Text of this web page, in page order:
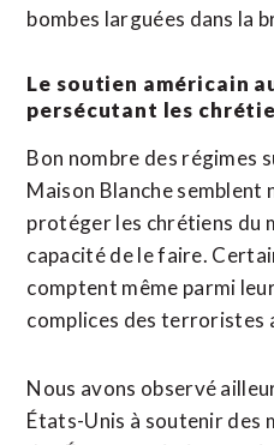
bombes larguées dans la
Le soutien américain
persécutant les
Bon nombre des régimes
Maison Blanche semblent
protéger les chrétiens du
capacité de le faire.
comptent même parmi
complices des terroristes
Nous avons observé
États-Unis à soutenir des